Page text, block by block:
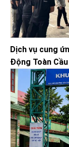
Dịch vụ cung
Động Toàn Cầu